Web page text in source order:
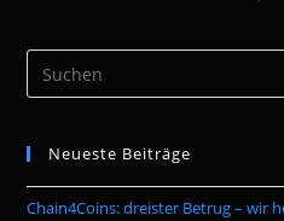
Neueste Beiträge
Chain4Coins: dreister Betrug – wir